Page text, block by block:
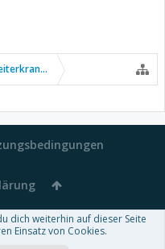
-Deutsch von xenDach
dich weiterhin auf dieser Seite
Einsatz von Cookies.